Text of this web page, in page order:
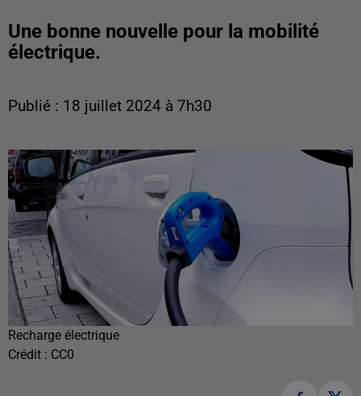
Une bonne nouvelle pour la mobilité
électrique.
Publié : 18 juillet 2024 à 7h30
Recharge électrique
Crédit : CC0